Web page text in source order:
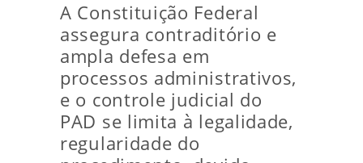
A Constituição Federal
assegura contraditório e
ampla defesa em
processos administrativos,
e o controle judicial do
PAD se limita à legalidade,
regularidade do